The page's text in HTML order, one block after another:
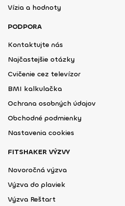
Vízia a hodnoty
PODPORA
Kontaktujte nás
Najčastejšie otázky
Cvičenie cez televízor
BMI kalkulačka
Ochrana osobných údajov
Obchodné podmienky
Nastavenia cookies
FITSHAKER VÝZVY
Novoročná výzva
Výzva do plaviek
Výzva Reštart